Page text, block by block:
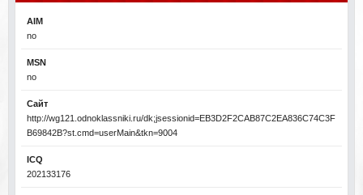
AIM
no
MSN
no
Сайт
http://wg121.odnoklassniki.ru/dk;jsessionid=EB3D2F2CAB87C2EA836C74C3F
B69842B?st.cmd=userMain&tkn=9004
ICQ
202133176